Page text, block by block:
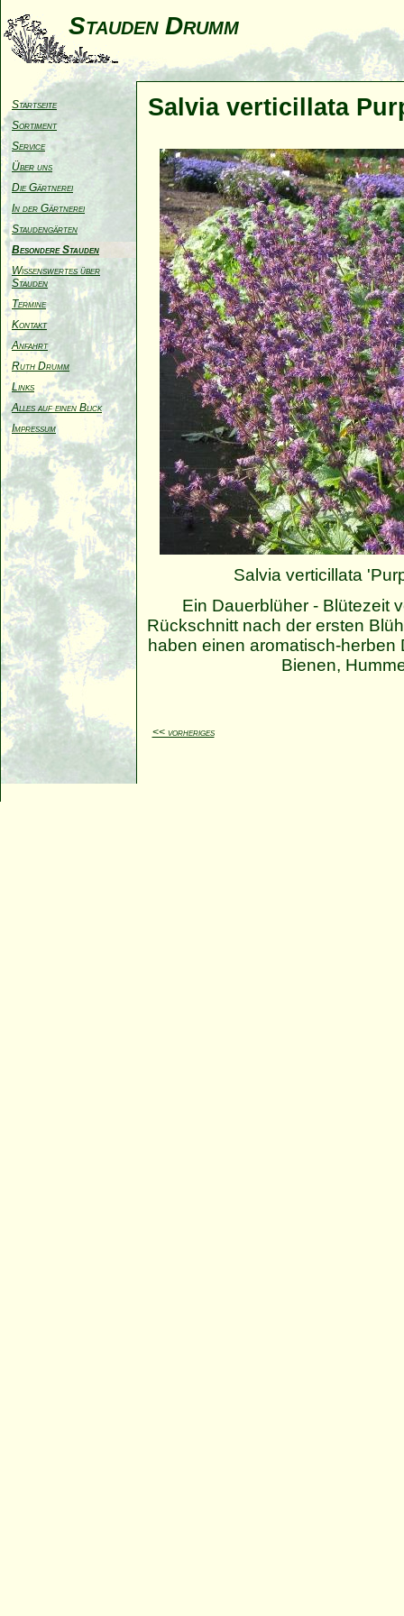
Stauden Drumm
Startseite
Sortiment
Service
Über uns
Die Gärtnerei
In der Gärtnerei
Staudengärten
Besondere Stauden
Wissenswertes über
Stauden
Termine
Kontakt
Anfahrt
Ruth Drumm
Links
Alles auf einen Blick
Impressum
Salvia verticillata
Salvia verticillata
Ein Dauerblüher - Blütezeit
Rückschnitt nach der ersten
haben einen aromatisch-herben
Bienen,
<< vorheriges